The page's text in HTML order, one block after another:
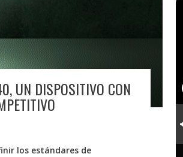
UN DISPOSITIVO CON
los estándares de